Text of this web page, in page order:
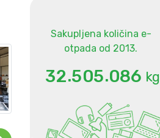
Sakupljena količina e-
otpada od 2013.
32.505.086 kg